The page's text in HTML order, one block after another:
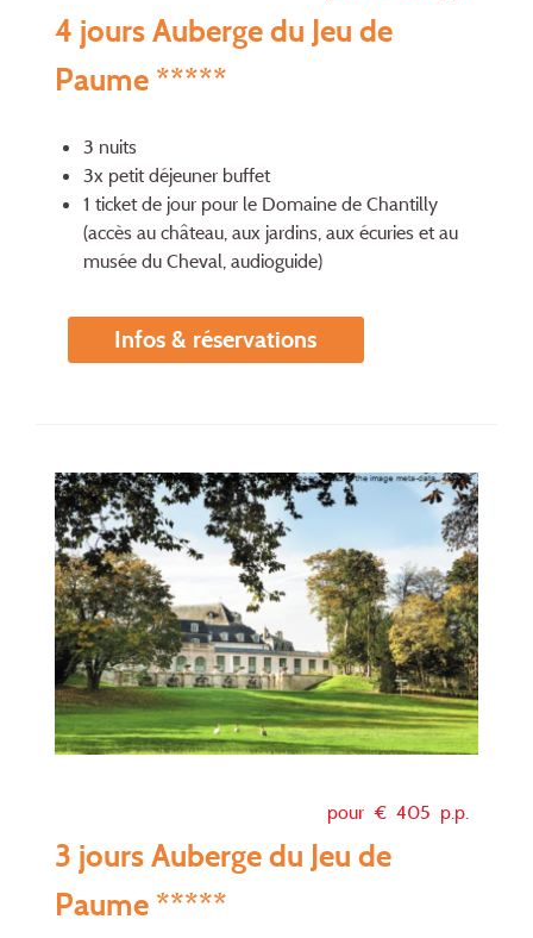
4 jours Auberge du Jeu de
Paume *****
3 nuits
3x petit déjeuner buffet
1 ticket de jour pour le Domaine de Chantilly
(accès au château, aux jardins, aux écuries et au
musée du Cheval, audioguide)
Infos & réservations
pour € 405 p.p.
3 jours Auberge du Jeu de
Paume *****